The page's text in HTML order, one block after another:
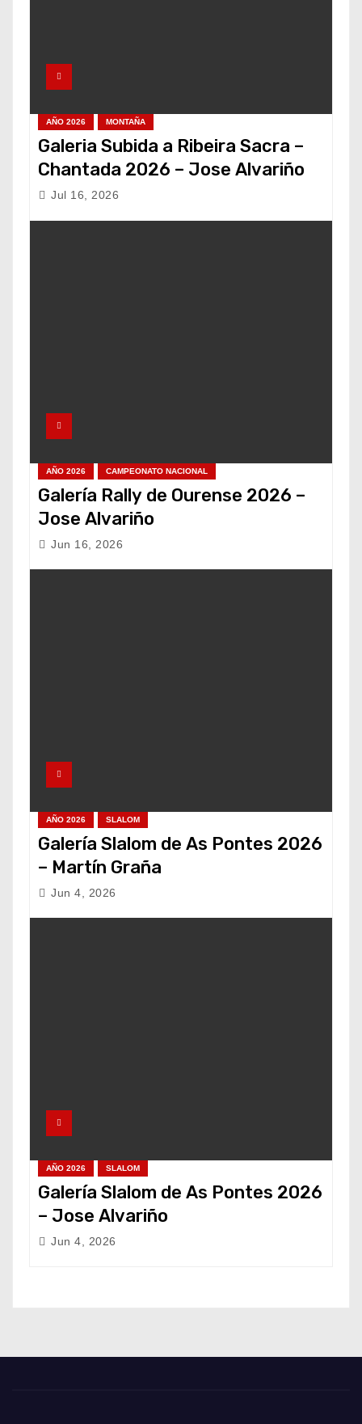
AÑO 2026 MONTAÑA
Galeria Subida a Ribeira Sacra –
Chantada 2026 – Jose Alvariño
Jul 16, 2026
AÑO 2026 CAMPEONATO NACIONAL
Galería Rally de Ourense 2026 –
Jose Alvariño
Jun 16, 2026
AÑO 2026 SLALOM
Galería Slalom de As Pontes 2026
– Martín Graña
Jun 4, 2026
AÑO 2026 SLALOM
Galería Slalom de As Pontes 2026
– Jose Alvariño
Jun 4, 2026